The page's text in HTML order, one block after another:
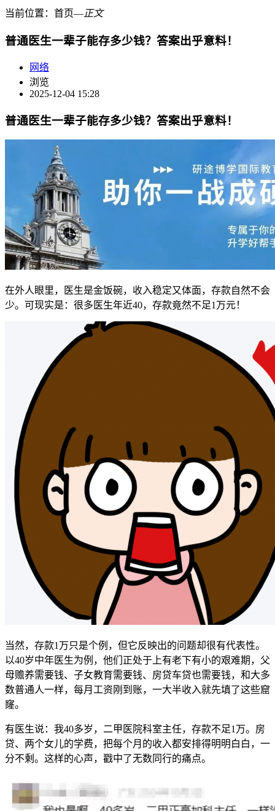
当前位置： 首页―正文
普通医生一辈子能存多少钱？答案出乎意料！
网络
浏览
2025-12-04 15:28
普通医生一辈子能存多少钱？答案出乎意料！
在外人眼里，医生是金饭碗，收入稳定又体面，存款自然不会
少。可现实是：很多医生年近40，存款竟然不足1万元！
当然，存款1万只是个例，但它反映出的问题却很有代表性。
以40岁中年医生为例，他们正处于上有老下有小的艰难期，父
母赡养需要钱、子女教育需要钱、房贷车贷也需要钱，和大多
数普通人一样，每月工资刚到账，一大半收入就先填了这些窟
窿。
有医生说：我40多岁，二甲医院科室主任，存款不足1万。房
贷、两个女儿的学费，把每个月的收入都安排得明明白白，一
分不剩。这样的心声，戳中了无数同行的痛点。